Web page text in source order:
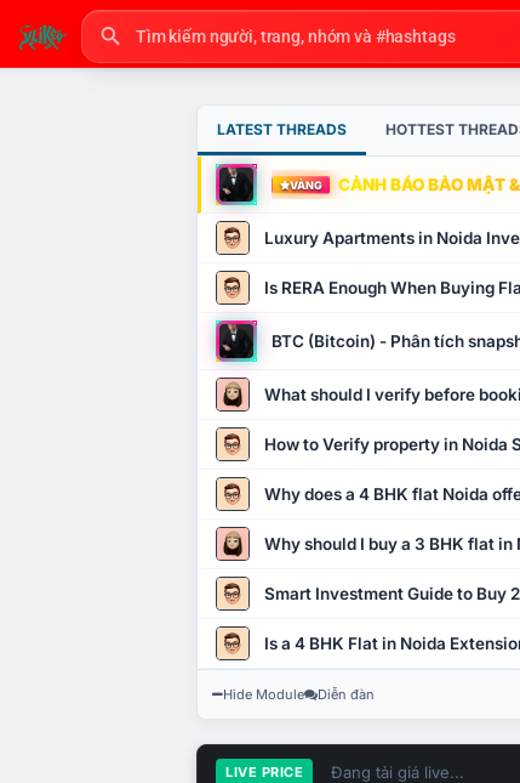
LATEST THREADS HOTTEST
VÀNG CẢNH BÁO BẢO MẬT
Luxury Apartments in Noida
Is RERA Enough When Buying
BTC (Bitcoin) - Phân tích
What should I verify before
How to Verify property in Noida
Why does a 4 BHK flat Noida
Why should I buy a 3 BHK flat in
Smart Investment Guide to Buy
Is a 4 BHK Flat in Noida
Hide Module Diễn đàn
LIVE PRICE Đang tải giá live...